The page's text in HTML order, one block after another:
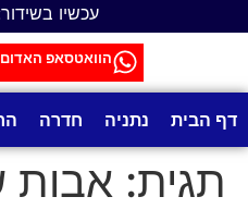
עכשיו
הוואטסאפ האדום
דף הבית נתניה חדרה
תגית: אבות